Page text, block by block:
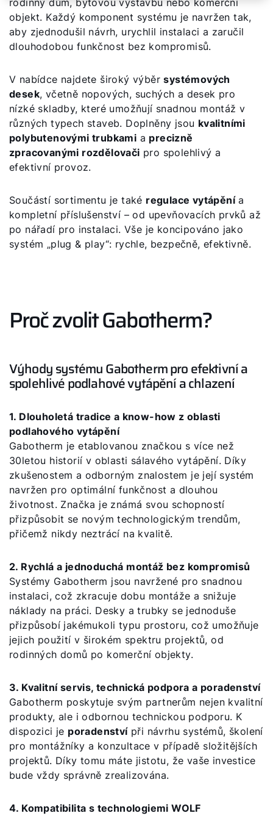
rodinný dům, bytovou výstavbu nebo komerční
objekt. Každý komponent systému je navržen tak,
aby zjednodušil návrh, urychlil instalaci a zaručil
dlouhodobou funkčnost bez kompromisů.
V nabídce najdete široký výběrsystémových
desek, včetně nopových, suchých a desek pro
nízké skladby, které umožňují snadnou montáž v
různých typech staveb. Doplněny jsou kvalitními
polybutenovými trubkami a precizně
zpracovanými rozdělovači pro spolehlivý a
efektivní provoz.
Součástí sortimentu je také regulace vytápěnía
kompletní příslušenství – od upevňovacích prvků až
po nářadí pro instalaci. Vše je koncipováno jako
systém „plug & play“: rychle, bezpečně, efektivně.
Proč zvolit Gabotherm?
Výhody systému Gabotherm pro efektivní a
spolehlivé podlahové vytápění a chlazení
1. Dlouholetá tradice a know-how z oblasti
podlahového vytápění
Gabotherm je etablovanou značkou s více než
30letou historií v oblasti sálavého vytápění. Díky
zkušenostem a odborným znalostem je její systém
navržen pro optimální funkčnost a dlouhou
životnost. Značka je známá svou schopností
přizpůsobit se novým technologickým trendům,
přičemž nikdy neztrácí na kvalitě.
2. Rychlá a jednoduchá montáž bez kompromisů
Systémy Gabotherm jsou navržené pro snadnou
instalaci, což zkracuje dobu montáže a snižuje
náklady na práci. Desky a trubky se jednoduše
přizpůsobí jakémukoli typu prostoru, což umožňuje
jejich použití v širokém spektru projektů, od
rodinných domů po komerční objekty.
3. Kvalitní servis, technická podpora a poradenství
Gabotherm poskytuje svým partnerům nejen kvalitní
produkty, ale i odbornou technickou podporu. K
dispozici je poradenstvípři návrhu systémů, školení
pro montážníky a konzultace v případě složitějších
projektů. Díky tomu máte jistotu, že vaše investice
bude vždy správně zrealizována.
4. Kompatibilita s technologiemi WOLF
Dobrý den!
Jak vám můžeme pomoct?
Služby WOLF
Servis
Kontaktní formulář
Kontakty
Bonus program
WOLF Akademie